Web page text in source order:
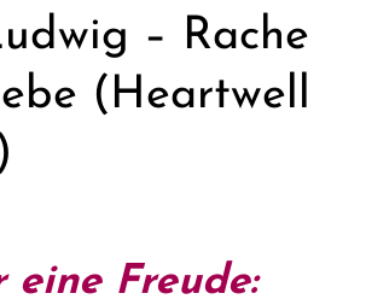
– Rache
(Heartwell
eine Freude: